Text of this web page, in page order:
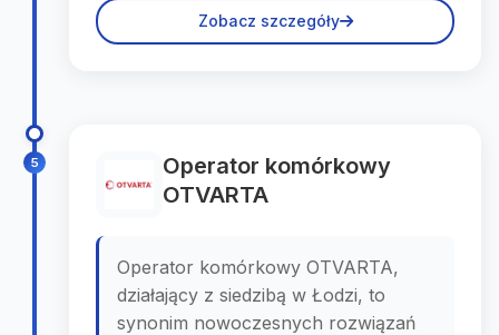
Zobacz szczegóły
5
Operator komórkowy
OTVARTA
Operator komórkowy OTVARTA,
działający z siedzibą w Łodzi, to
synonim nowoczesnych rozwiązań